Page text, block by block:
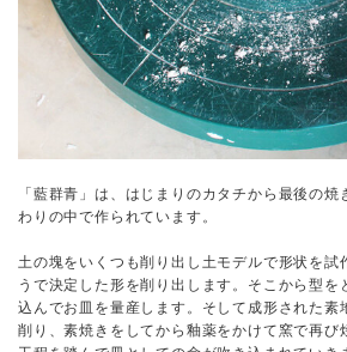
「藍群青」は、はじまりのカタチから最後の
わりの中で作られています。
土の塊をいくつも削り出し土モデルで形状を試
うで決定した形を削り出します。そこから型を
込んでお皿を量産します。そして成形された素
削り、素焼きをしてから釉薬をかけて窯で再び